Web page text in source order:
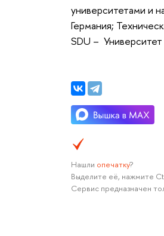
университетами и
Германия;
SDU – У
Нашли опечатку?
Выделите её, нажмите
Сервис предназначен